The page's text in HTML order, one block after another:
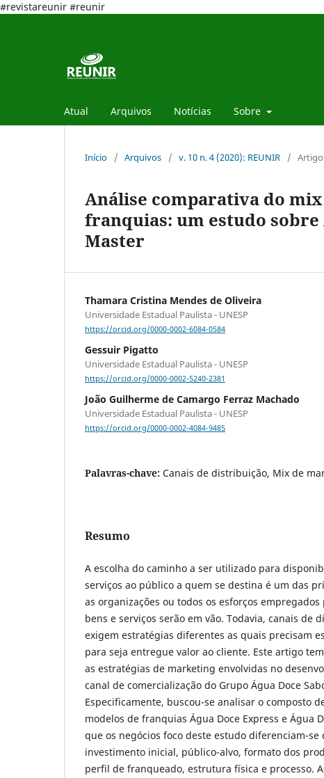
#revistareunir #reunir
Atual Arquivos Notícias Sobre
Início / Arquivos / v. 10 n. 4 (2020): REUNIR /
Análise comparativa do
franquias: um estudo sobre
Master
Thamara Cristina Mendes de Oliveira
Universidade Estadual Paulista - UNESP
https://orcid.org/0000-0002-6084-0584
Gessuir Pigatto
Universidade Estadual Paulista - UNESP
https://orcid.org/0000-0002-5240-2381
João Guilherme de Camargo Ferraz Machado
Universidade Estadual Paulista - UNESP
https://orcid.org/0000-0002-4084-9485
Palavras-chave: Canais de distribuição, Mix de
Resumo
A escolha do caminho a ser utilizado para
serviços ao público a quem se destina é um das
as organizações ou todos os esforços
bens e serviços serão em vão. Todavia, canais de
exigem estratégias diferentes as quais precisam
para seja entregue valor ao cliente. Este artigo
as estratégias de marketing envolvidas no
canal de comercialização do Grupo Água Doce
Especificamente, buscou-se analisar o composto
modelos de franquias Água Doce Express e Água
que os negócios foco deste estudo diferenciam-se
investimento inicial, público-alvo, formato dos
perfil de franqueado, estrutura física e processo.